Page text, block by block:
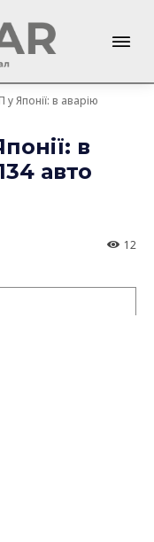
Японії: в аварію
в
авто
12